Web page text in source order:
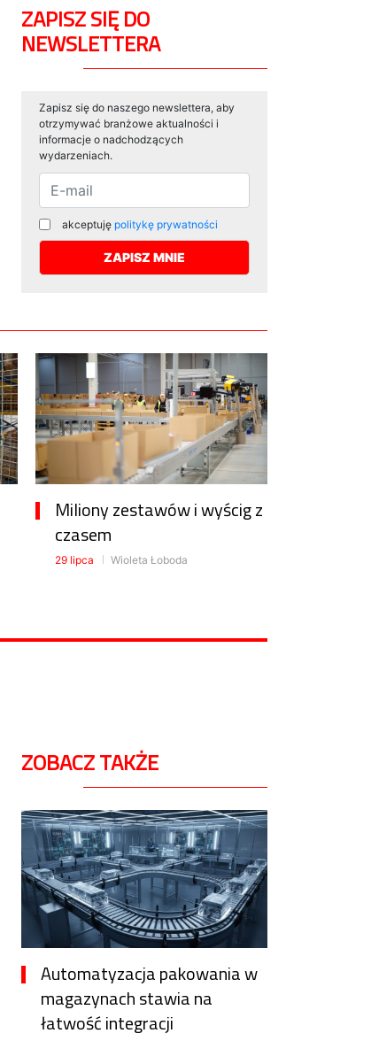
ZAPISZ SIĘ DO
NEWSLETTERA
Zapisz się do naszego newslettera, aby
otrzymywać branżowe aktualności i
informacje o nadchodzących
wydarzeniach.
akceptuję politykę prywatności
Miliony zestawów i wyścig z
czasem
29 lipca Wioleta Łoboda
ZOBACZ TAKŻE
Automatyzacja pakowania w
magazynach stawia na
łatwość integracji